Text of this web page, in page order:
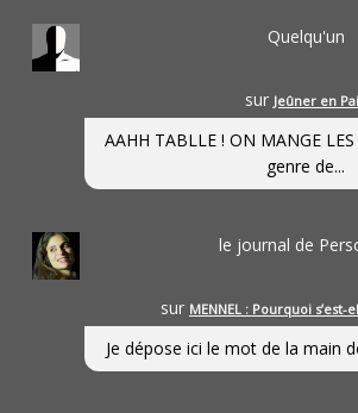
Quelqu'un
sur Jeûner en
AAHH TABLLE ! ON MANGE
genre de...
le journal de
sur MENNEL : Pourquoi s’est-
Je dépose ici le mot de la main